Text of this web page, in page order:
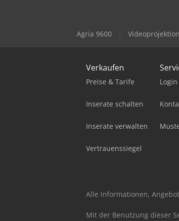
Agria 9600
Verkaufen
Preise & Tarife
Inserate schalten
Inserate verwalten
Vertrauenssiegel
Login
Alle Informationen,
Mit der Benutzung dieser